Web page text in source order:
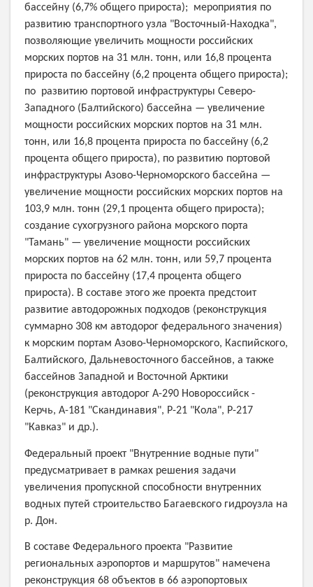
бассейну (6,7% общего прироста); мероприятия по
развитию транспортного узла "Восточный-Находка",
позволяющие увеличить мощности российских
морских портов на 31 млн. тонн, или 16,8 процента
прироста по бассейну (6,2 процента общего прироста);
по развитию портовой инфраструктуры Северо-
Западного (Балтийского) бассейна — увеличение
мощности российских морских портов на 31 млн.
тонн, или 16,8 процента прироста по бассейну (6,2
процента общего прироста), по развитию портовой
инфраструктуры Азово-Черноморского бассейна —
увеличение мощности российских морских портов на
103,9 млн. тонн (29,1 процента общего прироста);
создание сухогрузного района морского порта
"Тамань" — увеличение мощности российских
морских портов на 62 млн. тонн, или 59,7 процента
прироста по бассейну (17,4 процента общего
прироста). В составе этого же проекта предстоит
развитие автодорожных подходов (реконструкция
суммарно 308 км автодорог федерального значения)
к морским портам Азово-Черноморского, Каспийского,
Балтийского, Дальневосточного бассейнов, а также
бассейнов Западной и Восточной Арктики
(реконструкция автодорог А-290 Новороссийск -
Керчь, А-181 "Скандинавия", Р-21 "Кола", Р-217
"Кавказ" и др.).
Федеральный проект "Внутренние водные пути"
предусматривает в рамках решения задачи
увеличения пропускной способности внутренних
водных путей строительство Багаевского гидроузла на
р. Дон.
В составе Федерального проекта "Развитие
региональных аэропортов и маршрутов" намечена
реконструкция 68 объектов в 66 аэропортовых